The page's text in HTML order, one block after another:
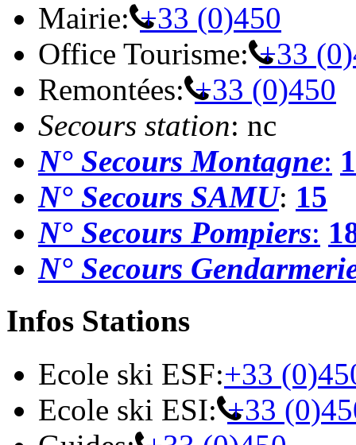
Mairie: +33 (0)450
Office Tourisme: +33
Remontées: +33 (0)450
Secours station: nc
N° Secours Montagne:
N° Secours SAMU: 15
N° Secours Pompiers:
N° Secours
Infos Stations
Ecole ski ESF:+33
Ecole ski ESI: +33